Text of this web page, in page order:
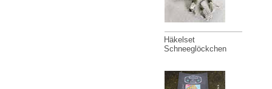
Häkelset
Schneeglöckchen